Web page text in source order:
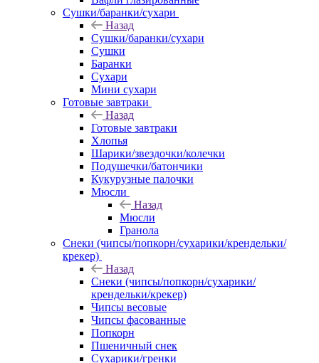
Сушки/баранки/сухари
Назад
Сушки/баранки/сухари
Сушки
Баранки
Сухари
Мини сухари
Готовые завтраки
Назад
Готовые завтраки
Хлопья
Шарики/звездочки/колечки
Подушечки/батончики
Кукурузные палочки
Мюсли
Назад
Мюсли
Гранола
Снеки (чипсы/попкорн/сухарики/крендельки/
крекер)
Назад
Снеки (чипсы/попкорн/сухарики/
крендельки/крекер)
Чипсы весовые
Чипсы фасованные
Попкорн
Пшеничный снек
Сухарики/гренки